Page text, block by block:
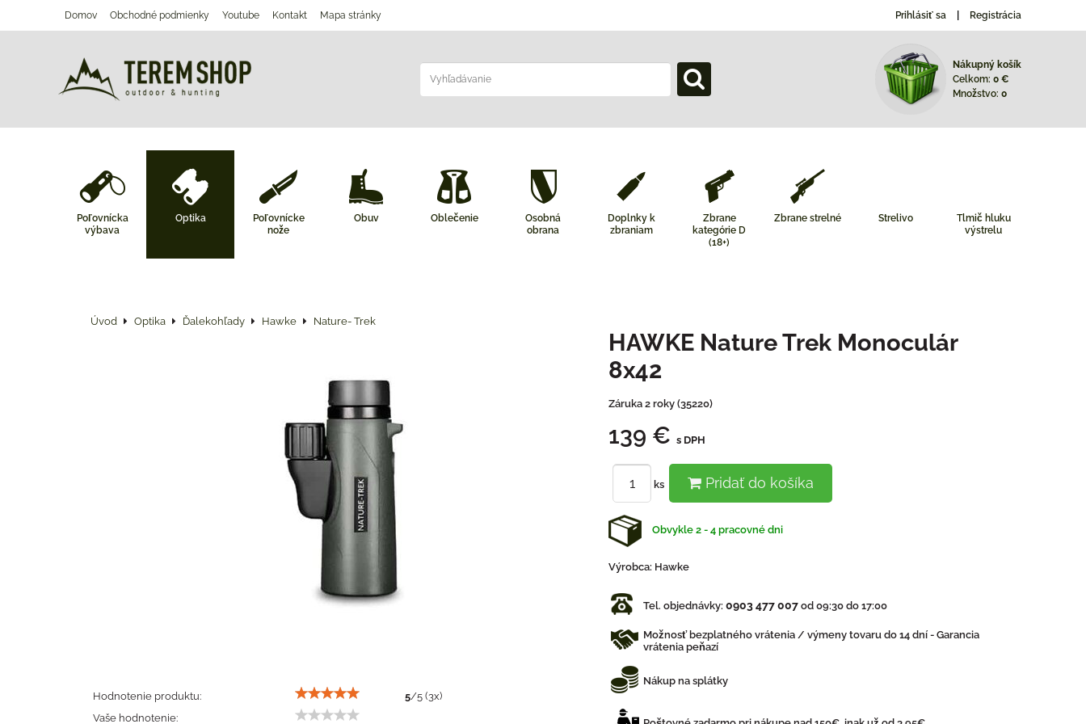
Domov Obchodné podmienky Youtube Kontakt Mapa stránky Prihlásiť sa Registrácia
Nákupný košík
Celkom: 0 €
Množstvo: 0
Poľovnícka
výbava
Optika
Poľovnícke
nože
Obuv Oblečenie
Osobná
obrana
Doplnky k
zbraniam
Zbrane
kategórie D
(18+)
Zbrane strelné Strelivo
Tlmič hluku
výstrelu
Úvod Optika Ďalekohľady Hawke Nature- Trek
Hodnotenie produktu: 5/5 (3x)
Vaše hodnotenie:
HAWKE Nature Trek Monoculár
8x42
Záruka 2 roky (35220)
139 € s DPH
ks Pridať do košíka
Obvykle 2 - 4 pracovné dni
Výrobca: Hawke
Tel. objednávky: 0903 477 007 od 09:30 do 17:00
Možnosť bezplatného vrátenia / výmeny tovaru do 14 dní - Garancia
vrátenia peňazí
Nákup na splátky